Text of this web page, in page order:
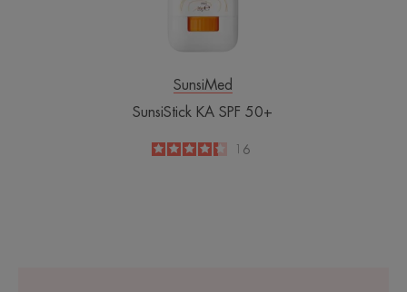
SunsiMed
SunsiStick KA SPF 50+
4.3
/516